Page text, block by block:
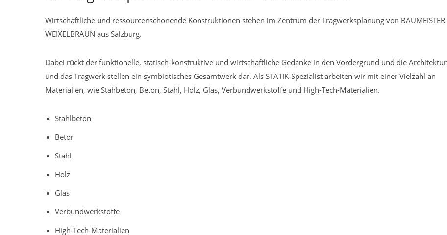
Wirtschaftliche und ressourcenschonende Konstruktionen stehen im Zentrum der Tragwerksplanung von BAUMEISTER
WEIXELBRAUN aus Salzburg.
Dabei rückt der funktionelle, statisch-konstruktive und wirtschaftliche Gedanke in den Vordergrund und die Architektur
und das Tragwerk stellen ein symbiotisches Gesamtwerk dar. Als STATIK-Spezialist arbeiten wir mit einer Vielzahl an
Materialien, wie Stahbeton, Beton, Stahl, Holz, Glas, Verbundwerkstoffe und High-Tech-Materialien.
Stahlbeton
Beton
Stahl
Holz
Glas
Verbundwerkstoffe
High-Tech-Materialien